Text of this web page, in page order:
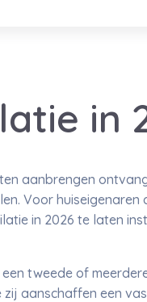
in
aanbrengen
Voor huiseigenaren
in 2026 te laten
tweede of
aanschaffen een